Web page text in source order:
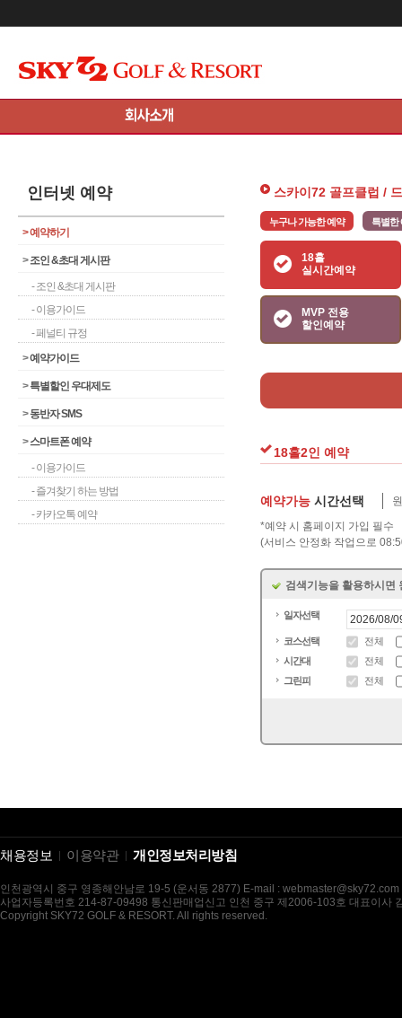
인터넷 예약
>예약하기
>조인 &초대 게시판
- 조인 &초대 게시판
- 이용가이드
- 페널티 규정
>예약가이드
>특별할인 우대제도
>동반자 SMS
>스마트폰 예약
- 이용가이드
- 즐겨찾기 하는 방법
- 카카오톡 예약
스카이72 골프클럽 /
누구나 가능한 예약 특별한
18홀
실시간예약
MVP 전용
할인예약
18홀2인 예약
예약가능 시간선택
*예약 시 홈페이지 가입 필수
(서비스 안정화 작업으로
검색기능을 활용하시면
일자선택
코스선택
전체
시간대
전체
그린피
전체
채용정보 이용약관 개인정보처리방침
인천광역시 중구 영종해안남로 19-5 (운서동 2877) E-mail : webmaster@sky72.com
사업자등록번호 214-87-09498 통신판매업신고 인천 중구 제2006-103호 대표이사
Copyright SKY72 GOLF & RESORT. All rights reserved.